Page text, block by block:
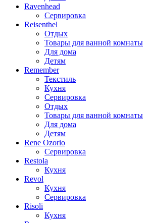
Ravenhead
Сервировка
Reisenthel
Отдых
Товары для ванной комнаты
Для дома
Детям
Remember
Текстиль
Кухня
Сервировка
Отдых
Товары для ванной комнаты
Для дома
Детям
Rene Ozorio
Сервировка
Restola
Кухня
Revol
Кухня
Сервировка
Risoli
Кухня